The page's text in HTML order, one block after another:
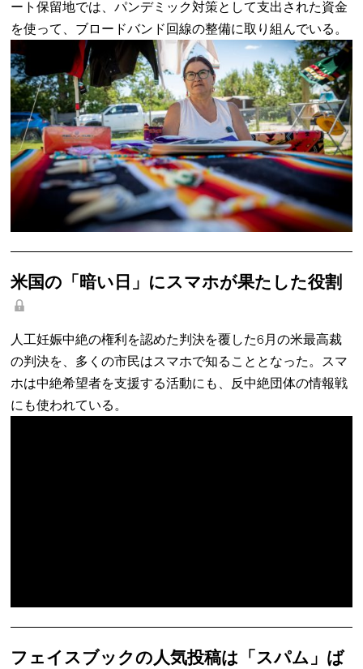
ート保留地では、パンデミック対策として支出された資金
を使って、ブロードバンド回線の整備に取り組んでいる。
米国の「暗い日」にスマホが果たした役割
人工妊娠中絶の権利を認めた判決を覆した6月の米最高裁
の判決を、多くの市民はスマホで知ることとなった。スマ
ホは中絶希望者を支援する活動にも、反中絶団体の情報戦
にも使われている。
フェイスブックの人気投稿は「スパム」ば